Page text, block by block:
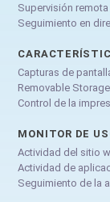
Supervisión
Seguimiento en
Capturas de
Removable
Control de la
MONITOR DE
Actividad del sitio
Actividad de
Seguimiento de la